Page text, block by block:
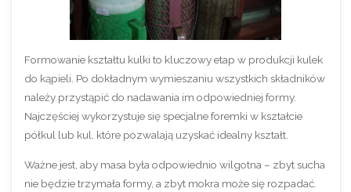
Formowanie kształtu kulki to kluczowy etap w produkcji kulek
do kąpieli. Po dokładnym wymieszaniu wszystkich składników
należy przystąpić do nadawania im odpowiedniej formy.
Najczęściej wykorzystuje się specjalne foremki w kształcie
półkul lub kul, które pozwalają uzyskać idealny kształt.
Ważne jest, aby masa była odpowiednio wilgotna – zbyt sucha
nie będzie trzymała formy, a zbyt mokra może się rozpadać.